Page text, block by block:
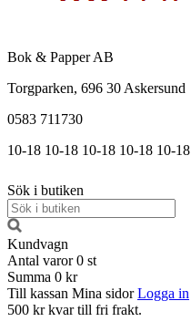
Bok & Papper AB
Torgparken, 696 30 Askersund
0583 711730
10-18 10-18 10-18 10-18 10-18
Sök i butiken
Kundvagn
Antal varor 0 st
Summa 0 kr
Till kassan Mina sidor Logga in
500 kr kvar till fri frakt.